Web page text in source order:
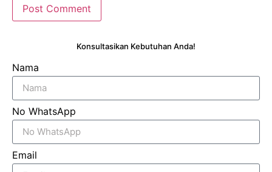
Konsultasikan Kebutuhan Anda!
Nama
No WhatsApp
Email